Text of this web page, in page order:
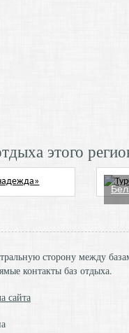
этого
сторону между
контакты баз отдыха.
сайта